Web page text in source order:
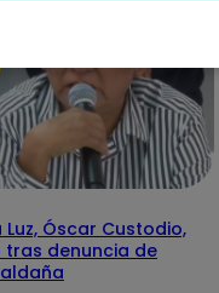
Luz, Óscar Custodio,
tras denuncia de